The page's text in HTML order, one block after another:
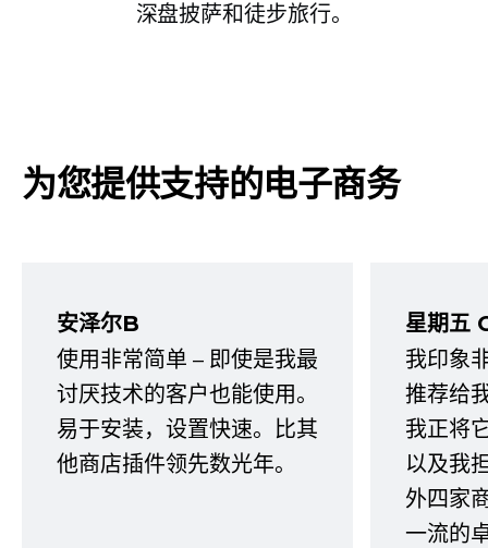
深盘披萨和徒步旅行。
为您提供支持的电子商务
安泽尔B
使用非常简单 – 即使是我最
讨厌技术的客户也能使用。
易于安装，设置快速。比其
他商店插件领先数光年。
星期五
我印象
推荐给
我正将
以及我
外四家
一流的